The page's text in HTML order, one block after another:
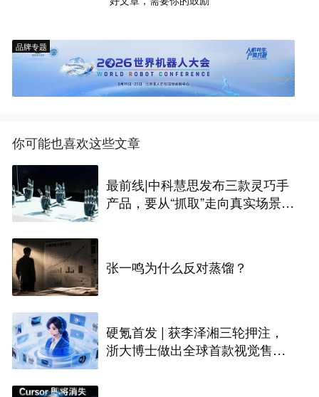
品牌专题
你可能也喜欢这些文章
最前线|中科慧思发布三款灵巧手
产品，要从“抓取”走向真实场景作
张一鸣为什么反对蒸馏？
硬氪首发 | 获李泽湘三轮押注，
浙大博士做出全球首款视觉售后